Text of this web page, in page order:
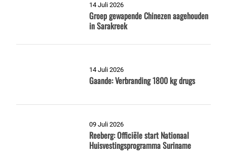
14 Juli 2026
Groep gewapende Chinezen aagehouden
in Sarakreek
14 Juli 2026
Gaande: Verbranding 1800 kg drugs
09 Juli 2026
Reeberg: Officiële start Nationaal
Huisvestingsprogramma Suriname